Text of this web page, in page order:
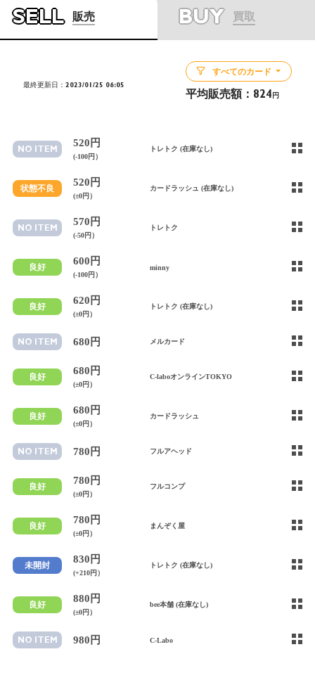
SELL 販売 BUY 買取
最終更新日：2023/01/25 06:05
すべてのカード
平均販売額： 824 円
NO ITEM
520円
(-100円）
トレトク (在庫なし)
状態不良
520円
(±0円）
カードラッシュ (在庫なし)
NO ITEM
570円
(-50円）
トレトク
良好
600円
(-100円）
minny
良好
620円
(±0円）
トレトク (在庫なし)
NO ITEM 680円 メルカード
良好
680円
(±0円）
C-laboオンラインTOKYO
良好
680円
(±0円）
カードラッシュ
NO ITEM 780円 フルアヘッド
良好
780円
(±0円）
フルコンプ
良好
780円
(±0円）
まんぞく屋
未開封
830円
(+210円）
トレトク (在庫なし)
良好
880円
(±0円）
bee本舗 (在庫なし)
NO ITEM 980円 C-Labo